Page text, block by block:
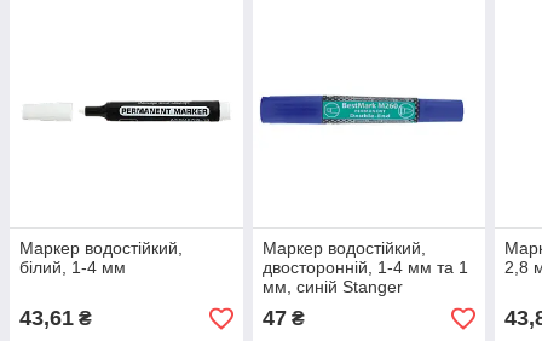
Маркер водостійкий,
білий, 1-4 мм
43,61 ₴
Маркер водостійкий,
двосторонній, 1-4 мм та 1
мм, синій Stanger
47₴
2,8